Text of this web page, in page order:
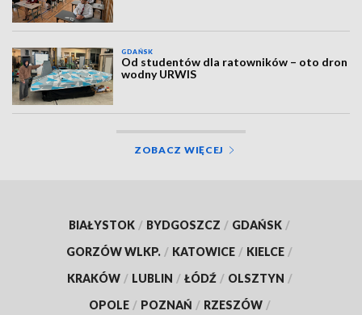
GDAŃSK
Od studentów dla ratowników – oto dron
wodny URWIS
ZOBACZ WIĘCEJ
BIAŁYSTOK / BYDGOSZCZ / GDAŃSK /
GORZÓW WLKP. / KATOWICE / KIELCE /
KRAKÓW / LUBLIN / ŁÓDŹ / OLSZTYN /
OPOLE / POZNAŃ / RZESZÓW /